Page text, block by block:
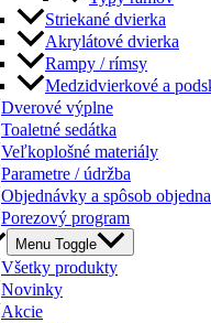
Striekané dvierka
Akrylátové dvierka
Rampy / rímsy
Medzidvierkové a
Dverové výplne
Toaletné sedátka
Veľkoplošné materiály
Parametre / údržba
Objednávky a spôsob
Porezový program
Menu Toggle
Všetky produkty
Novinky
Akcie